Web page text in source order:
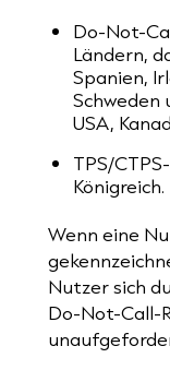
Do-Not-
Ländern,
Spanien,
Schweden
USA,
TPS/
Königreich.
Wenn eine
Nutzer sich
Do-Not-Call-